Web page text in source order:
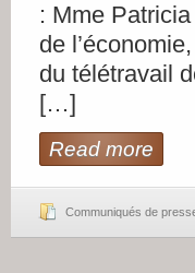
: Mme
de
du télétravail
[…]
Read more
Communiqués de